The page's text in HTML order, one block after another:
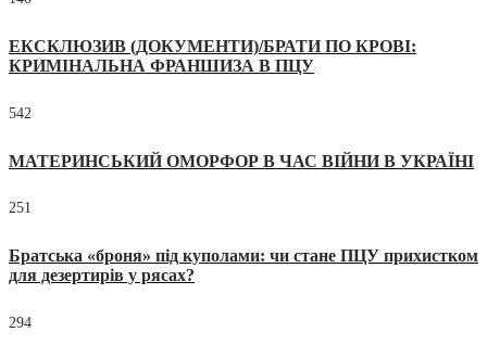
ЕКСКЛЮЗИВ (ДОКУМЕНТИ)/БРАТИ ПО КРОВІ:
КРИМІНАЛЬНА ФРАНШИЗА В ПЦУ
542
МАТЕРИНСЬКИЙ ОМОРФОР В ЧАС ВІЙНИ В УКРАЇНІ
251
Братська «броня» під куполами: чи стане ПЦУ прихистком
для дезертирів у рясах?
294